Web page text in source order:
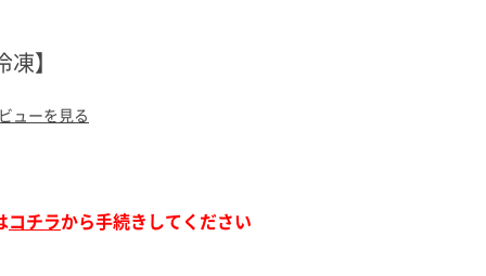
食器
】
ューを見る
コチラから手続きしてください